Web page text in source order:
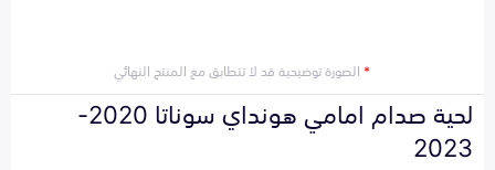
*الصورة توضيحية قد لا تتطابق مع المنتج النهائي
لحية صدام امامي هونداي سوناتا 2020-
2023